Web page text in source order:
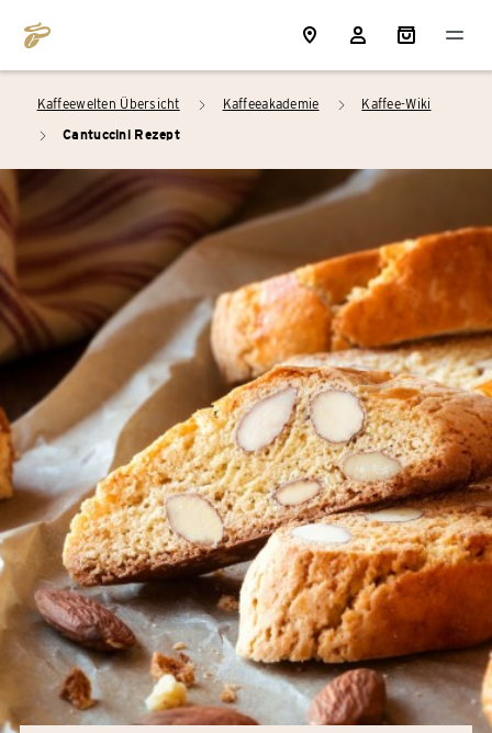
Kaffeewelten Übersicht arrow_right Kaffeeakademie arrow_right Kaffee-Wiki
arrow_right Cantuccini Rezept